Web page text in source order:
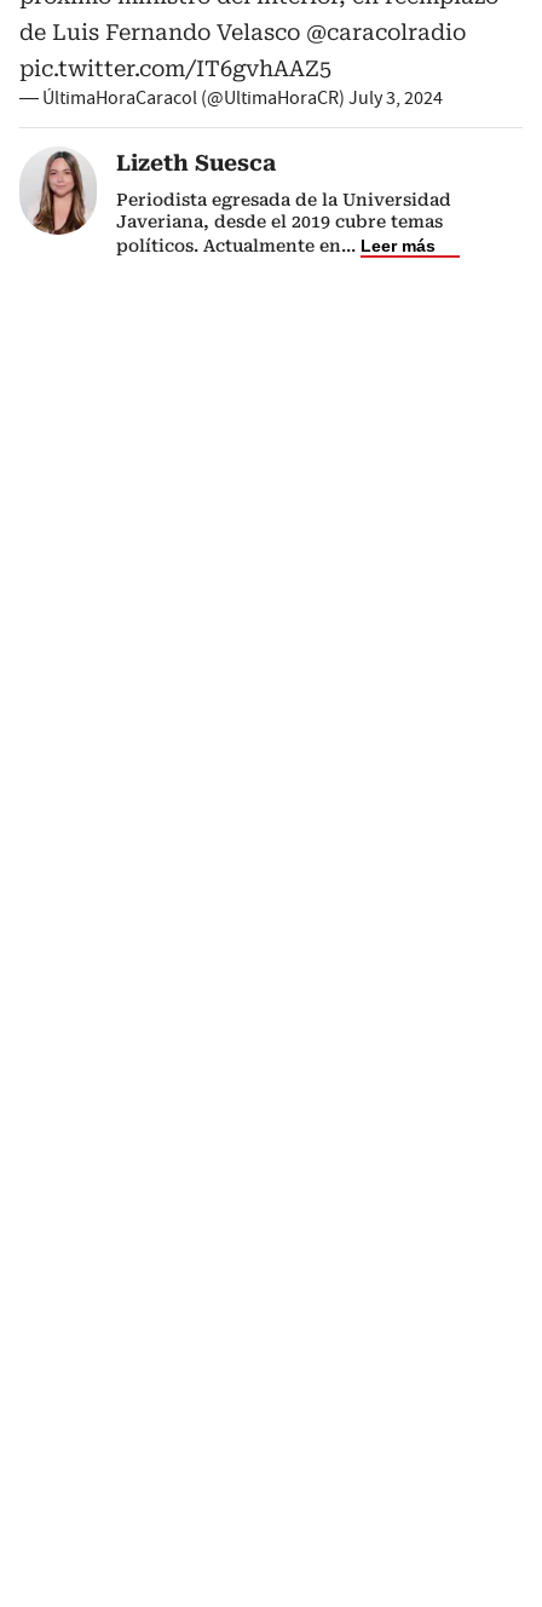
de Luis Fernando Velasco @caracolradio
pic.twitter.com/IT6gvhAAZ5
— ÚltimaHoraCaracol (@UltimaHoraCR) July 3, 2024
Lizeth Suesca
Periodista egresada de la Universidad
Javeriana, desde el 2019 cubre temas
políticos. Actualmente en... Leer más